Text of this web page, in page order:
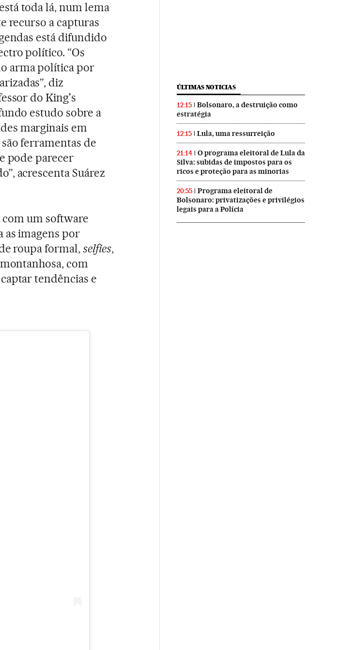
toda lá, num lema
recurso a capturas
está difundido
político. “Os
arma política por
diz
do King's
estudo sobre a
marginais em
são ferramentas de
pode parecer
acrescenta Suárez
com um software
as imagens por
roupa formal,selfies,
com
tendências e
ÚLTIMAS NOTICIAS
12:15
Bolsonaro, a destruição como
estratégia
12:15 Lula, uma ressurreição
21:14
O programa eleitoral de Lula da
Silva: subidas de impostos para os
ricos e proteção para as minorias
20:55
Programa eleitoral de
Bolsonaro: privatizações e privilégios
legais para a Polícia